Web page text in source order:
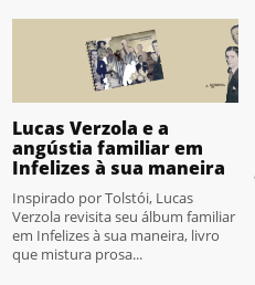
Lucas Verzola e a
angústia familiar em
Infelizes à sua maneira
Inspirado por Tolstói, Lucas
Verzola revisita seu álbum familiar
em Infelizes à sua maneira, livro
que mistura prosa...